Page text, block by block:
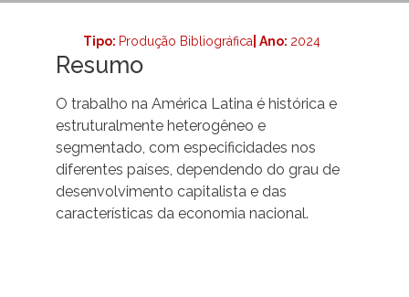
Tipo: Produção Bibliográfica | Ano: 2024
Resumo
O trabalho na América Latina é histórica e
estruturalmente heterogêneo e
segmentado, com especificidades nos
diferentes países, dependendo do grau de
desenvolvimento capitalista e das
características da economia nacional.